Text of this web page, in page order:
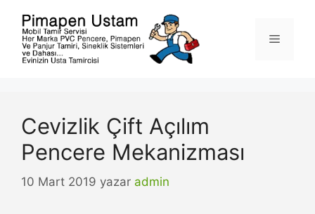
Menü
Cevizlik Çift Açılım
Pencere Mekanizması
10 Mart 2019 yazar admin